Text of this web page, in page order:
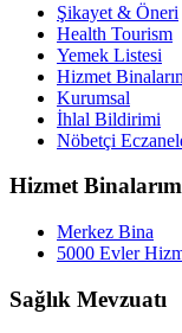
Şikayet & Öneri
Health Tourism
Yemek Listesi
Hizmet
Kurumsal
İhlal Bildirimi
Nöbetçi
Hizmet
Merkez Bina
5000 Evler
Sağlık Mevzuatı